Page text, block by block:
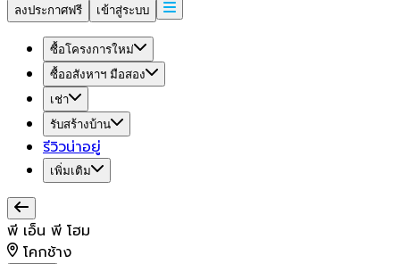
ลงประกาศฟรี เข้าสู่ระบบ
ซื้อโครงการใหม่
ซื้ออสังหาฯ มือสอง
เช่า
รับสร้างบ้าน
รีวิวน่าอยู่
เพิ่มเติม
พี เอ็น พี โฮม
โคกช้าง